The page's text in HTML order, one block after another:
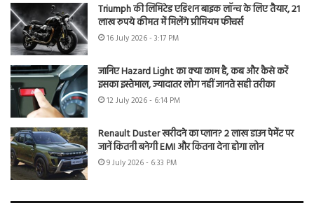
Triumph की लिमिटेड एडिशन बाइक लॉन्च के लिए तैयार, 21
लाख रुपये कीमत में मिलेंगे प्रीमियम फीचर्स
16 July 2026 - 3:17 PM
जानिए Hazard Light का क्या काम है, कब और कैसे करें
इसका इस्तेमाल, ज्यादातर लोग नहीं जानते सही तरीका
12 July 2026 - 6:14 PM
Renault Duster खरीदने का प्लान? 2 लाख डाउन पेमेंट पर
जानें कितनी बनेगी EMI और कितना देना होगा लोन
9 July 2026 - 6:33 PM